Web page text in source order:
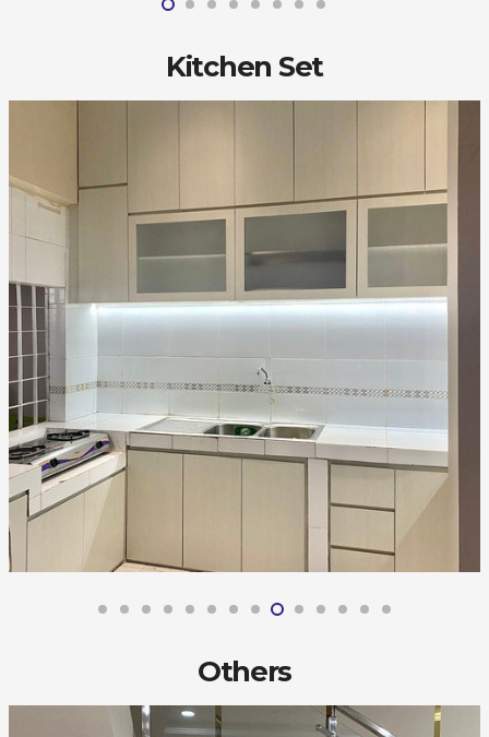
Kitchen Set
Others